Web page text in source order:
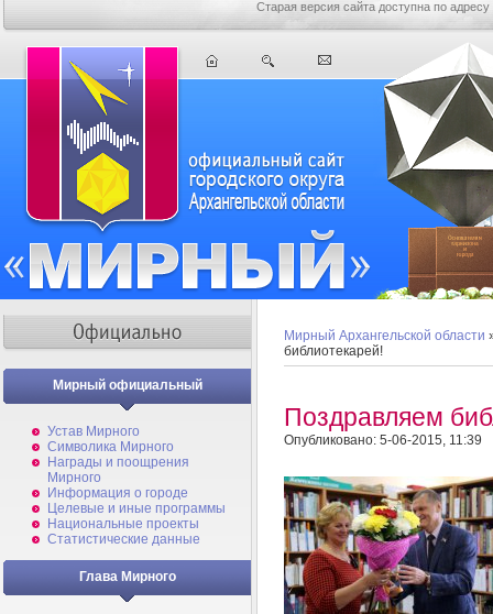
Старая версия сайта доступна по адресу
Мирный официальный
Устав Мирного
Символика Мирного
Награды и поощрения
Мирного
Информация о городе
Целевые и иные программы
Национальные проекты
Статистические данные
Глава Мирного
Мирный Архангельской области
библиотекарей!
Поздравляем
Опубликовано: 5-06-2015, 11:39